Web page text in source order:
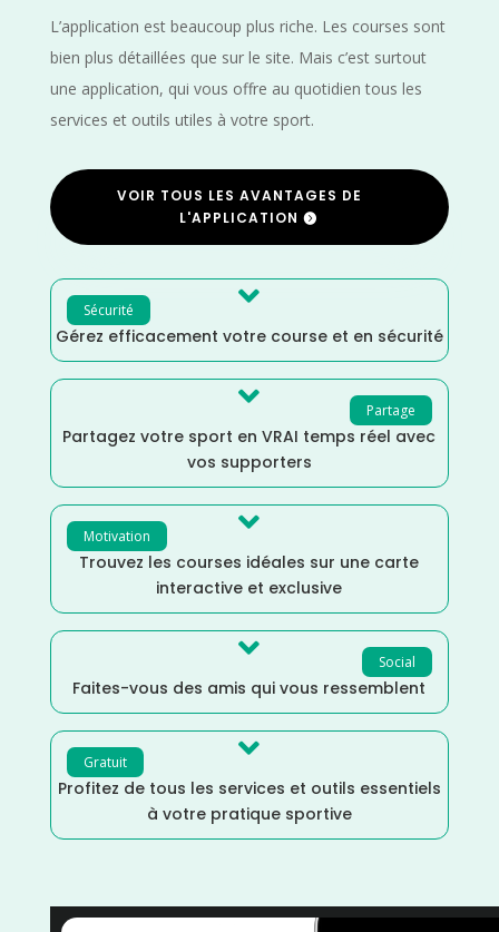
L’application est beaucoup plus riche. Les courses sont
bien plus détaillées que sur le site. Mais c’est surtout
une application, qui vous offre au quotidien tous les
services et outils utiles à votre sport.
VOIR TOUS LES AVANTAGES DE
L'APPLICATION
Sécurité 
Gérez efficacement votre course et en sécurité
Partage

Partagez votre sport en VRAI temps réel avec
vos supporters
Motivation 
Trouvez les courses idéales sur une carte
interactive et exclusive
Social

Faites-vous des amis qui vous ressemblent
Gratuit 
Profitez de tous les services et outils essentiels
à votre pratique sportive